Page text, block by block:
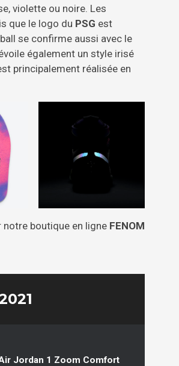
violette ou noire. Les
que le logo du PSG est
se confirme aussi avec le
également un style irisé
principalement réalisée en
boutique en ligne FENOM
Jordan 1 Zoom Comfort